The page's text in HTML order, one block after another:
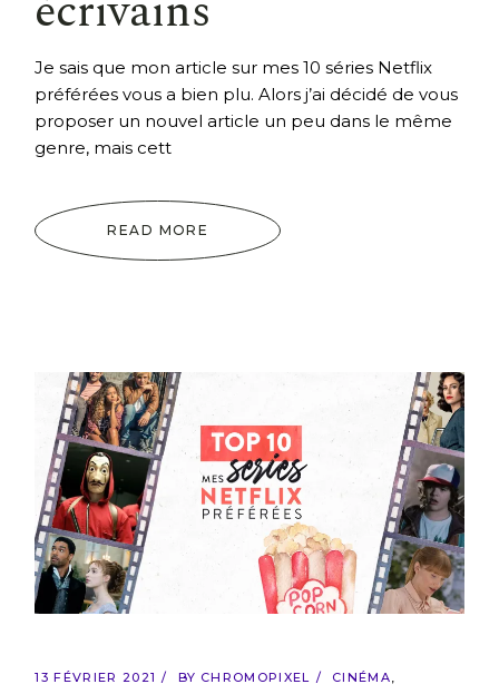
Je sais que mon article sur mes 10 séries Netflix
préférées vous a bien plu. Alors j’ai décidé de vous
proposer un nouvel article un peu dans le même
genre, mais cett
READ MORE
13 FÉVRIER 2021 BY CHROMOPIXEL
CINÉMA